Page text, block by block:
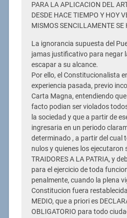
PARA LA APLICACION DEL
DESDE HACE TIEMPO Y HOY
MISMOS SENCILLAMENTE SE
La ignorancia supuesta del
jamas justificativo para negar
escapar a su alcance.
Por ello, el Constitucionalista
experiencia pasada, previo
Carta Magna, entendiendo
facto podian ser violados
la sociedad y que a partir de
ingresaria en un periodo
determinado , a partir del cual
nulos y quienes los ejecutaron
TRAIDORES A LA PATRIA, y
para el ejercicio de toda
penalmente, cuando la plena
Constitucion fuera restablecida
MEDIO, que a priori es
OBLIGATORIO para todo